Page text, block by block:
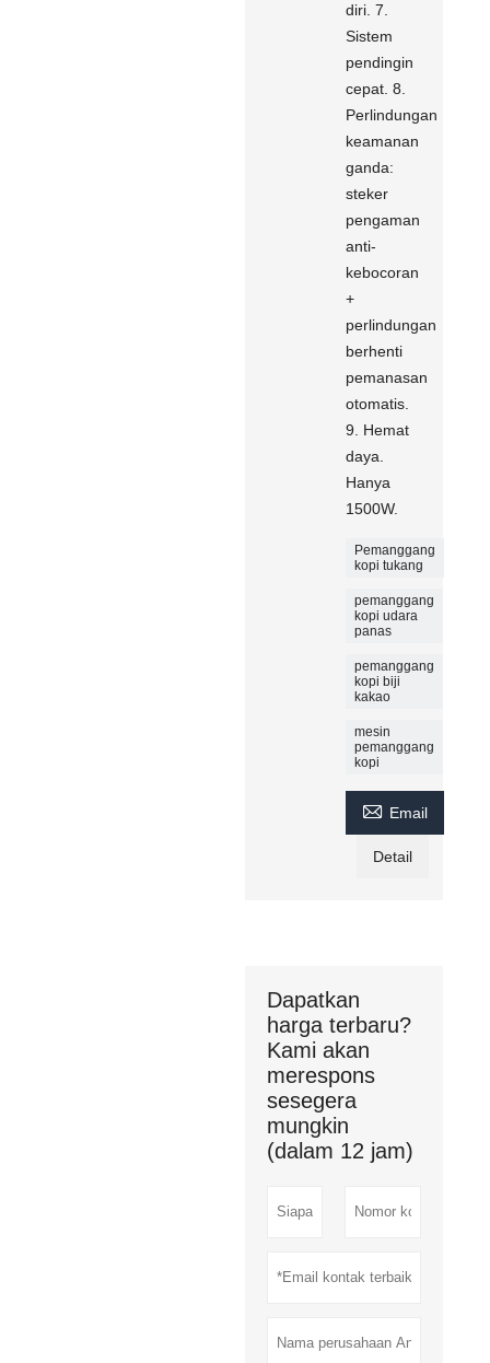
diri. 7.
Sistem
pendingin
cepat. 8.
Perlindungan
keamanan
ganda:
steker
pengaman
anti-
kebocoran
+
perlindungan
berhenti
pemanasan
otomatis.
9. Hemat
daya.
Hanya
1500W.
Pemanggang
kopi tukang
pemanggang
kopi udara
panas
pemanggang
kopi biji
kakao
mesin
pemanggang
kopi
 Email
Detail
Dapatkan
harga terbaru?
Kami akan
merespons
sesegera
mungkin
(dalam 12 jam)